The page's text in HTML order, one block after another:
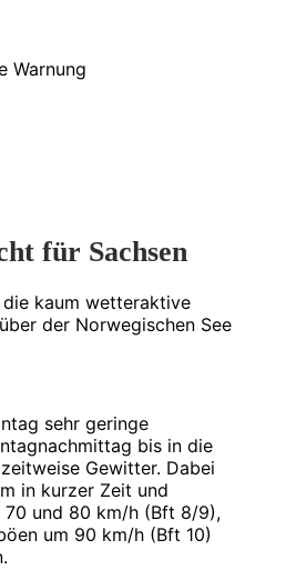
Warnung
für Sachsen
kaum wetteraktive
der Norwegischen See
sehr geringe
bis in die
Gewitter. Dabei
in kurzer Zeit und
70 und 80 km/h (Bft 8/9),
um 90 km/h (Bft 10)